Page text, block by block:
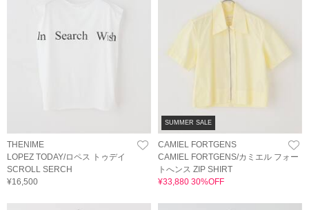
THENIME
LOPEZ TODAY/ロペス トゥデイ
SCROLL SERCH
¥16,500
SUMMER SALE
CAMIEL FORTGENS
CAMIEL FORTGENS/カミエル フォー
トへンス ZIP SHIRT
¥33,880 30%OFF